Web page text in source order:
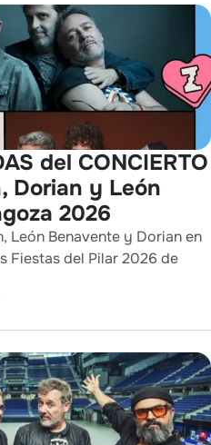
del CONCIERTO
Dorian y León
2026
León Benavente y Dorian en
Fiestas del Pilar 2026 de